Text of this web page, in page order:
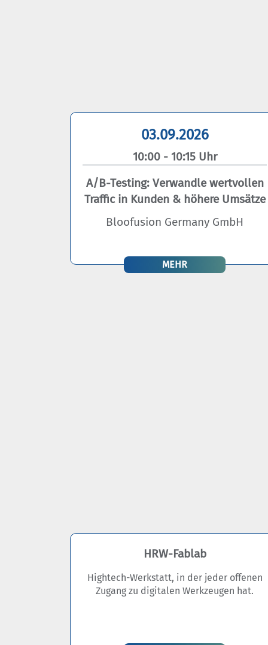
03.09.2026
10:00 - 10:15 Uhr
A/B-Testing: Verwandle wertvollen
Traffic in Kunden & höhere Umsätze
Bloofusion Germany GmbH
MEHR
HRW-Fablab
Hightech-Werkstatt, in der jeder offenen
Zugang zu digitalen Werkzeugen hat.